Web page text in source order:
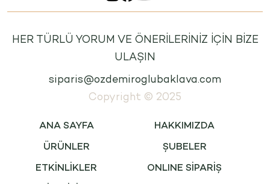
HER TÜRLÜ YORUM VE ÖNERİLERİNİZ İÇİN BİZE
ULAŞIN
siparis@ozdemiroglubaklava.com
Copyright © 2025
ANA SAYFA HAKKIMIZDA
ÜRÜNLER ŞUBELER
ETKİNLİKLER ONLINE SİPARİŞ